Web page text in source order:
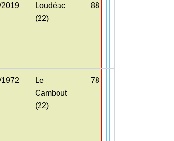
2019
Loudéac
(22)
88
Le
Cambout
(22)
78